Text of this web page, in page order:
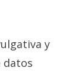
y
datos